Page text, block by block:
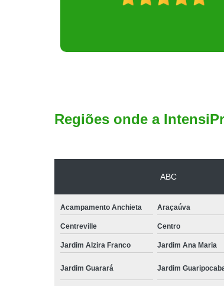
Regiões onde a
ABC
Acampamento Anchieta Araçaúva
Centreville Centro
Jardim Alzira Franco Jardim Ana Maria
Jardim Guarará Jardim